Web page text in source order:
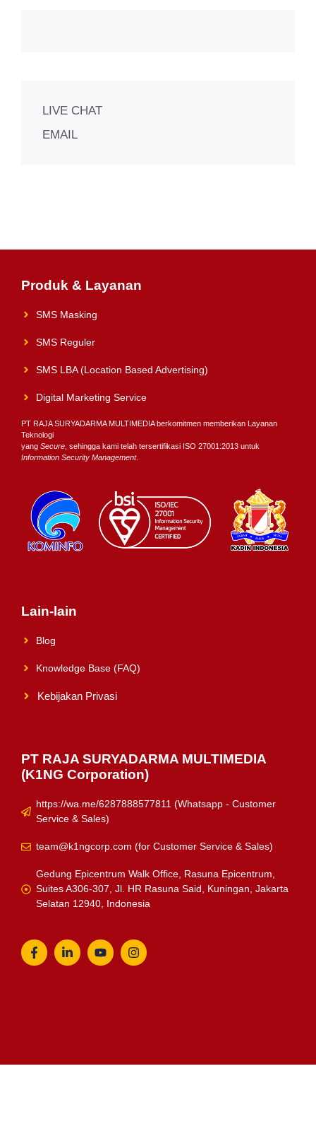
LIVE CHAT
EMAIL
Produk & Layanan
SMS Masking
SMS Reguler
SMS LBA (Location Based Advertising)
Digital Marketing Service
PT RAJA SURYADARMA MULTIMEDIA berkomitmen memberikan Layanan
Teknologi
yang Secure , sehingga kami telah tersertifikasi ISO 27001:2013 untuk
Information Security Management.
Lain-lain
Blog
Knowledge Base (FAQ)
Kebijakan Privasi
PT RAJA SURYADARMA MULTIMEDIA
(K1NG Corporation)
https://wa.me/6287888577811 (Whatsapp - Customer
Service & Sales)
team@k1ngcorp.com (for Customer Service & Sales)
Gedung Epicentrum Walk Office, Rasuna Epicentrum,
Suites A306-307, Jl. HR Rasuna Said, Kuningan, Jakarta
Selatan 12940, Indonesia